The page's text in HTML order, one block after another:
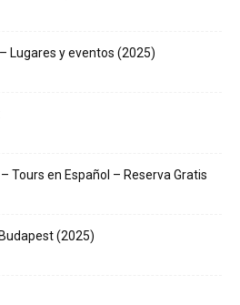
Lugares y eventos (2025)
Tours en Español – Reserva Gratis
(2025)